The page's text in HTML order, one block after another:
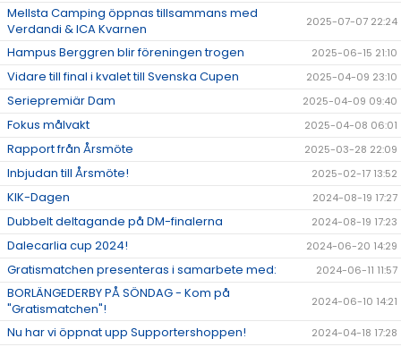
Mellsta Camping öppnas tillsammans med
Verdandi & ICA Kvarnen
2025-07-07 22:24
Hampus Berggren blir föreningen trogen 2025-06-15 21:10
Vidare till final i kvalet till Svenska Cupen 2025-04-09 23:10
Seriepremiär Dam 2025-04-09 09:40
Fokus målvakt 2025-04-08 06:01
Rapport från Årsmöte 2025-03-28 22:09
Inbjudan till Årsmöte! 2025-02-17 13:52
KIK-Dagen 2024-08-19 17:27
Dubbelt deltagande på DM-finalerna 2024-08-19 17:23
Dalecarlia cup 2024! 2024-06-20 14:29
Gratismatchen presenteras i samarbete med: 2024-06-11 11:57
BORLÄNGEDERBY PÅ SÖNDAG - Kom på
"Gratismatchen"!
2024-06-10 14:21
Nu har vi öppnat upp Supportershoppen! 2024-04-18 17:28